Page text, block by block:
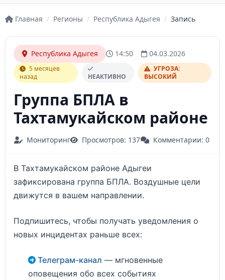
Главная / Регионы / Республика Адыгея / Запись
Республика Адыгея 14:50 04.03.2026
5 месяцев
назад
НЕАКТИВНО
УГРОЗА:
ВЫСОКИЙ
Группа БПЛА в
Тахтамукайском районе
Мониторинг Просмотров: 137 Комментарии: 0
В Тахтамукайском районе Адыгеи
зафиксирована группа БПЛА. Воздушные цели
движутся в вашем направлении.
Подпишитесь, чтобы получать уведомления о
новых инцидентах раньше всех:
Телеграм-канал — мгновенные
оповещения обо всех событиях